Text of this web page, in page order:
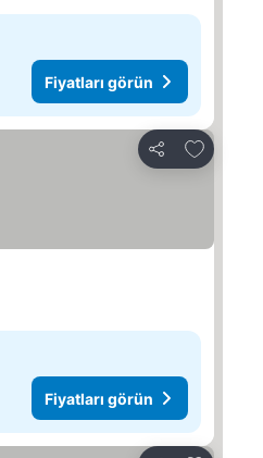
Fiyatları görün
Paylaş
Fiyatları görün